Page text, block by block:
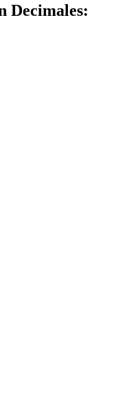
Decimales: